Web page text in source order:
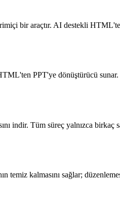
bir araçtır. AI destekli
PPT'ye dönüştürücü sunar.
indir. Tüm süreç yalnızca birkaç
temiz kalmasını sağlar;